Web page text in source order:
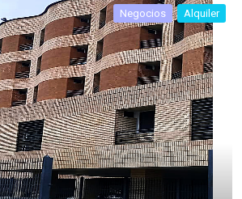
Negocios Alquiler